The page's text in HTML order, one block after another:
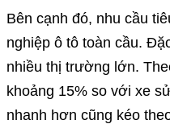
Bên cạnh đó, nhu cầu
nghiệp ô tô toàn cầu.
nhiều thị trường lớn.
khoảng 15% so với xe
nhanh hơn cũng kéo